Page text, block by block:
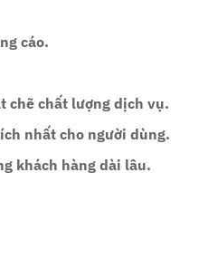
cáo.
chẽ chất lượng dịch vụ.
nhất cho người dùng.
khách hàng dài lâu.